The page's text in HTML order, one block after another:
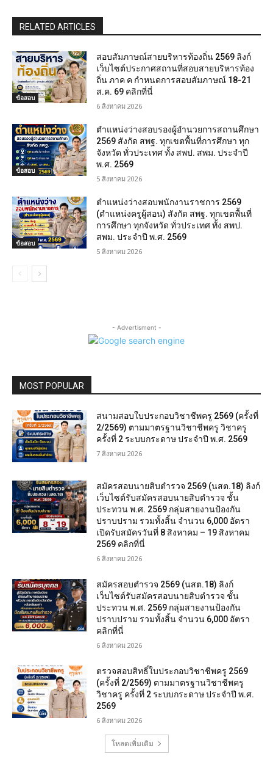
RELATED ARTICLES
ข้อสอบ
สอบสัมภาษณ์สายบริหารท้องถิ่น 2569 ลิงก์
เว็บไซต์ประกาศสถานที่สอบสายบริหารท้อง
ถิ่น ภาค ค กำหนดการสอบสัมภาษณ์ 18-21
ส.ค. 69 คลิกที่นี่
6 สิงหาคม 2026
ข้อสอบ
ตำแหน่งว่างสอบรองผู้อำนวยการสถานศึกษา
2569 สังกัด สพฐ. ทุกเขตพื้นที่การศึกษา ทุก
จังหวัด ทั่วประเทศ ทั้ง สพป. สพม. ประจำปี
พ.ศ. 2569
5 สิงหาคม 2026
ข้อสอบ
ตำแหน่งว่างสอบพนักงานราชการ 2569
(ตำแหน่งครูผู้สอน) สังกัด สพฐ. ทุกเขตพื้นที่
การศึกษา ทุกจังหวัด ทั่วประเทศ ทั้ง สพป.
สพม. ประจำปี พ.ศ. 2569
5 สิงหาคม 2026
- Advertisment -
MOST POPULAR
สนามสอบใบประกอบวิชาชีพครู 2569 (ครั้งที่
2/2569) ตามมาตรฐานวิชาชีพครู วิชาครู
ครั้งที่ 2 ระบบกระดาษ ประจำปี พ.ศ. 2569
7 สิงหาคม 2026
สมัครสอบนายสิบตำรวจ 2569 (นสต.18) ลิงก์
เว็บไซต์รับสมัครสอบนายสิบตำรวจ ชั้น
ประทวน พ.ศ. 2569 กลุ่มสายงานป้องกัน
ปราบปราม รวมทั้งสิ้น จำนวน 6,000 อัตรา
เปิดรับสมัครวันที่ 8 สิงหาคม – 19 สิงหาคม
2569 คลิกที่นี่
6 สิงหาคม 2026
สมัครสอบตํารวจ 2569 (นสต.18) ลิงก์
เว็บไซต์รับสมัครสอบนายสิบตำรวจ ชั้น
ประทวน พ.ศ. 2569 กลุ่มสายงานป้องกัน
ปราบปราม รวมทั้งสิ้น จำนวน 6,000 อัตรา
คลิกที่นี่
6 สิงหาคม 2026
ตรวจสอบสิทธิ์ใบประกอบวิชาชีพครู 2569
(ครั้งที่ 2/2569) ตามมาตรฐานวิชาชีพครู
วิชาครู ครั้งที่ 2 ระบบกระดาษ ประจำปี พ.ศ.
2569
6 สิงหาคม 2026
โหลดเพิ่มเติม